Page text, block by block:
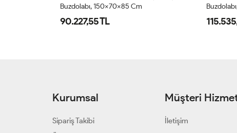
Buzdolabı, 150x70x85 Cm
90.227,55 TL
Kurumsal
Sipariş Takibi
Müşteri
İletişim